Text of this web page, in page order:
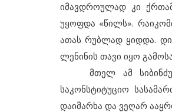
იმავდროულად კი
უყოფდა «წილს».
ათას რუბლად ყიდდა.
ლენინის თავი იყო
მთელ ამ
საკონსტიტუციო
დაიმარხა და ვეღარ